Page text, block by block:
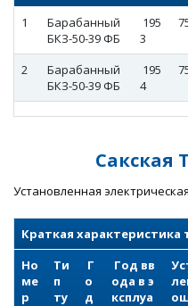
1
Барабанный
БКЗ-50-39 ФБ
195
3
2
Барабанный
БКЗ-50-39 ФБ
195
4
Сакская
Установленная
Краткая характеристика
Но
ме
р
Ти
п
ту
Г
о
д
Год вв
ода в э
ксплуа